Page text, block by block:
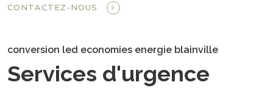
CONTACTEZ-NOUS
conversion led economies energie blainville
Services d'urgence